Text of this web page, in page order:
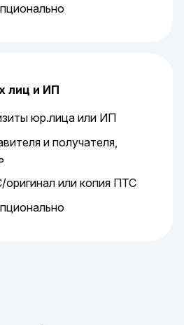
лиц и ИП
юр.лица или ИП
и получателя,
оригинал или копия ПТС